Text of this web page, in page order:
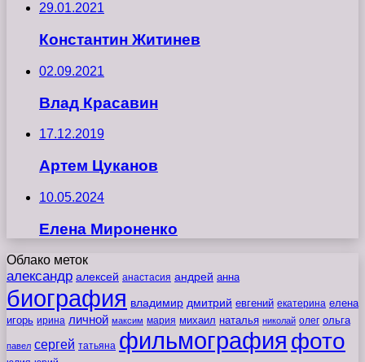
29.01.2021
Константин Житинев
02.09.2021
Влад Красавин
17.12.2019
Артем Цуканов
10.05.2024
Елена Мироненко
Облако меток
александр алексей анастасия андрей анна
биография владимир дмитрий евгений екатерина елена
игорь ирина личной максим мария михаил наталья николай олег ольга
павел сергей татьяна фильмография фото